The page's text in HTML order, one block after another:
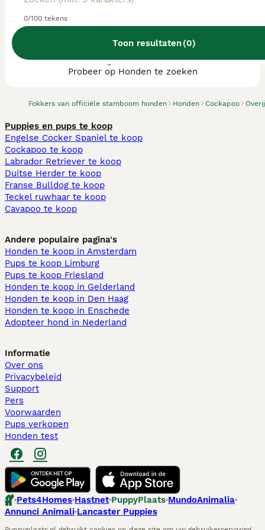
0/100 tekens
Toon resultaten(0)
Fokkers van officiële stamboom honden Honden Cockapoo
We hebben 0 Cockapoo fokkers, Ommen
gevonden.
Probeer op Honden te zoeken
Puppies en pups te koop
Engelse Cocker Spaniel te koop
Cockapoo te koop
Labrador Retriever te koop
Duitse Herder te koop
Franse Bulldog te koop
Teckel ruwhaar te koop
Cavapoo te koop
Andere populaire pagina's
Honden te koop in Amsterdam
Pups te koop Limburg​
Pups te koop Friesland​
Honden te koop in Gelderland
Honden te koop in Den Haag
Honden te koop in Enschede
Adopteer hond in Nederland
Informatie
Over ons
Privacybeleid
Support
Pers
Voorwaarden
Pups verkopen
Honden test
Pets4Homes Hastnet PuppyPlaats MundoAnimalia
Annunci Animali Lancaster Puppies